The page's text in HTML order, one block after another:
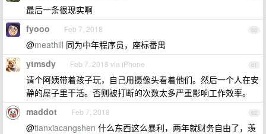
最后一条很现实啊
60
fyooo Feb 7, 2018
@meathill 同为中年程序员，座标番禺
61
ytmsdy Feb 7, 2018 via iPhone
请个阿姨带着孩子玩，自己用摄像头看着他们。然后一个人在安
静的屋子里干活。否则被打断的次数太多严重影响工作效率。
62
maddot Feb 7, 2018
@tianxiacangshen 什么东西这么暴利，两年就财务自由了，羡